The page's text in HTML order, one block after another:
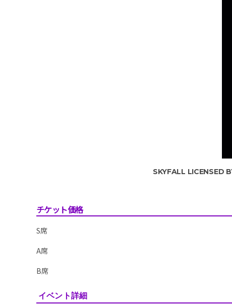
SKYFALL LICENSED
チケット価格
S席
A席
B席
イベント詳細